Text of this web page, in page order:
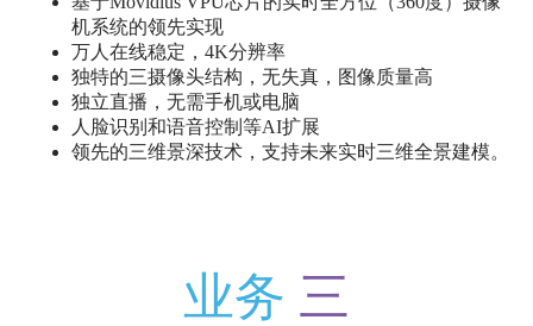
机系统的领先实现
万人在线稳定，4K分辨率
独特的三摄像头结构，无失真，图像质量高
独立直播，无需手机或电脑
人脸识别和语音控制等AI扩展
领先的三维景深技术，支持未来实时三维全景建模。
业务 三